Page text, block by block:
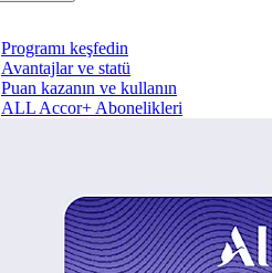
Programı keşfedin
Avantajlar ve statü
Puan kazanın ve kullanın
ALL Accor+ Abonelikleri